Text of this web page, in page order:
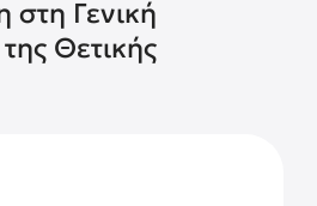
Γενική
Θετικής